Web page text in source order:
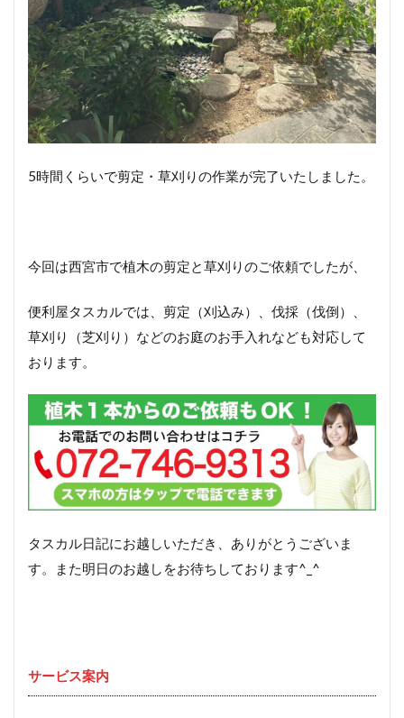
5時間くらいで剪定・草刈りの作業が完了いたしました。
今回は西宮市で植木の剪定と草刈りのご依頼でしたが、
便利屋タスカルでは、剪定（刈込み）、伐採（伐倒）、
草刈り（芝刈り）などのお庭のお手入れなども対応して
おります。
タスカル日記にお越しいただき、ありがとうございま
す。また明日のお越しをお待ちしております^_^
サービス案内